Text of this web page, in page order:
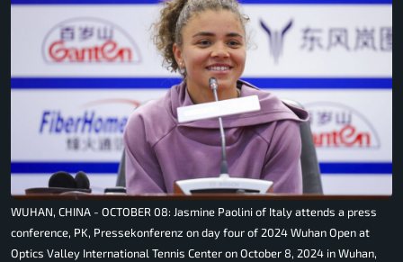
WUHAN, CHINA - OCTOBER 08: Jasmine Paolini of Italy attends a press
conference, PK, Pressekonferenz on day four of 2024 Wuhan Open at
Optics Valley International Tennis Center on October 8, 2024 in Wuhan,